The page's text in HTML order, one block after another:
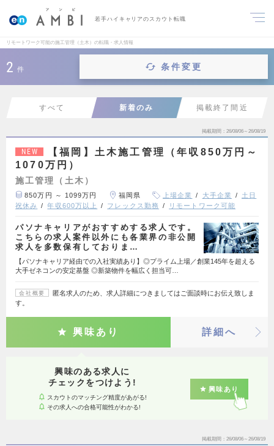
若手ハイキャリアのスカウト転職
リモートワーク可能の施工管理（土木）の転職・求人情報
2 件 条件変更
すべて 新着のみ 掲載終了間近
掲載期間 26/08/06～26/08/19
NEW
【福岡】土木施工管理（年収850万円～
1070万円）
施工管理（土木）
850万円 ～ 1099万円 福岡県 上場企業 大手企業
土日
祝休み
年収600万以上 フレックス勤務 リモートワーク可能
パソナキャリアがおすすめする求人です。
こちらの求人案件以外にも各業界の非公開
求人を多数保有しておりま…
【パソナキャリア経由での入社実績あり】◎プライム上場／創業145年を超える
大手ゼネコンの安定基盤 ◎新築物件を幅広く担当可…
会社概要
匿名求人のため、求人詳細につきましてはご面談時にお伝え致しま
す。
興味あり 詳細へ
興味のある求人に
チェックをつけよう!
スカウトのマッチング精度があがる!
その求人への合格可能性がわかる!
興味あり
掲載期間 26/08/06～26/08/19